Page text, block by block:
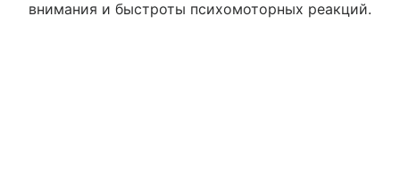
внимания и быстроты психомоторных реакций.